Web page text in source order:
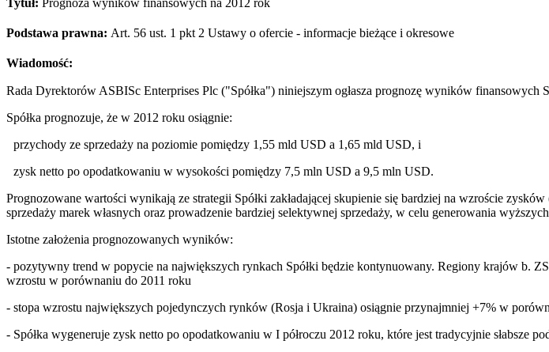
Podstawa prawna: Art. 56 ust. 1 pkt 2 Ustawy o ofercie - informacje bieżące i okresowe
Wiadomość:
Rada Dyrektorów ASBISc Enterprises Plc ("Spółka") niniejszym ogłasza prognozę wyników finansowych
Spółka prognozuje, że w 2012 roku osiągnie:
przychody ze sprzedaży na poziomie pomiędzy 1,55 mld USD a 1,65 mld USD, i
zysk netto po opodatkowaniu w wysokości pomiędzy 7,5 mln USD a 9,5 mln USD.
Prognozowane wartości wynikają ze strategii Spółki zakładającej skupienie się bardziej na wzroście
sprzedaży marek własnych oraz prowadzenie bardziej selektywnej sprzedaży, w celu generowania
Istotne założenia prognozowanych wyników:
- pozytywny trend w popycie na największych rynkach Spółki będzie kontynuowany. Regiony krajów b.
wzrostu w porównaniu do 2011 roku
- stopa wzrostu największych pojedynczych rynków (Rosja i Ukraina) osiągnie przynajmniej +7% w
- Spółka wygeneruje zysk netto po opodatkowaniu w I półroczu 2012 roku, które jest tradycyjnie słabsze